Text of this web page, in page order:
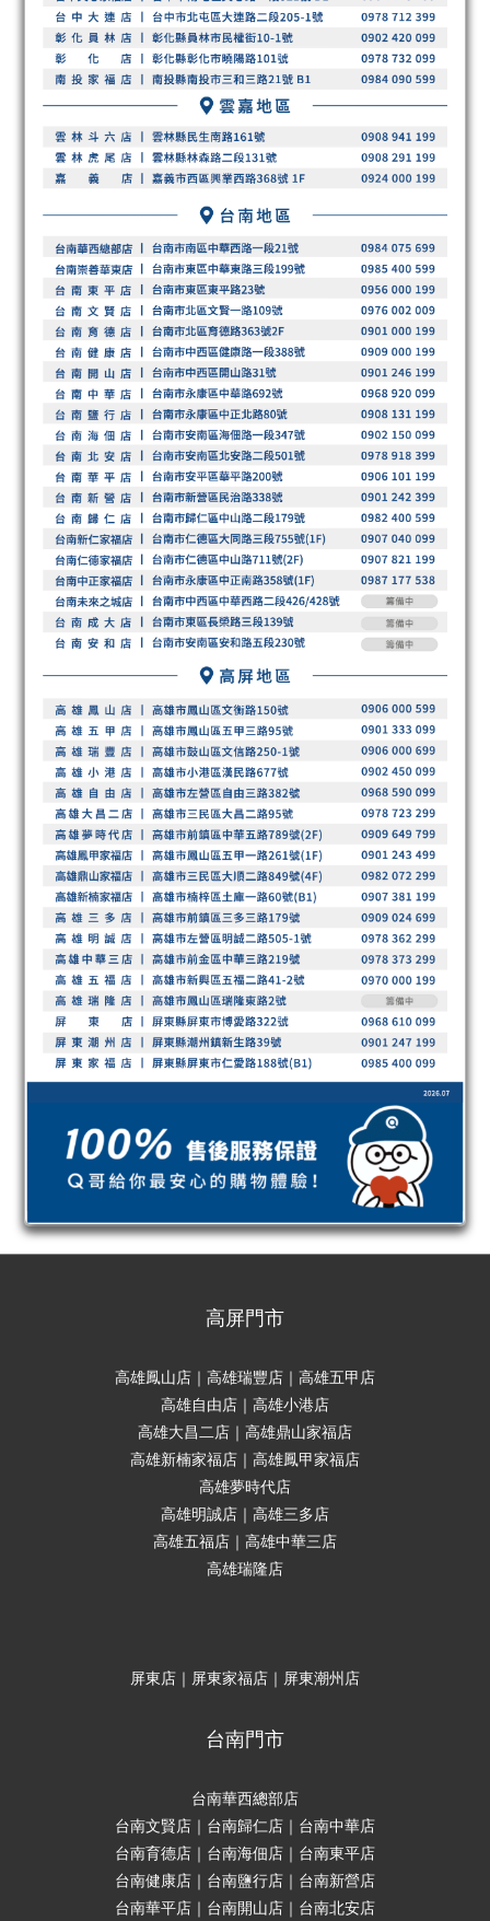
高屏門市
高雄鳳山店｜高雄瑞豐店｜高雄五甲店
高雄自由店｜高雄小港店
高雄大昌二店｜高雄鼎山家福店
高雄新楠家福店｜高雄鳳甲家福店
高雄夢時代店
高雄明誠店｜高雄三多店
高雄五福店｜高雄中華三店
高雄瑞隆店
屏東店｜屏東家福店｜屏東潮州店
台南門市
台南華西總部店
台南文賢店｜台南歸仁店｜台南中華店
台南育德店｜台南海佃店｜台南東平店
台南健康店｜台南鹽行店｜台南新營店
台南華平店｜台南開山店｜台南北安店